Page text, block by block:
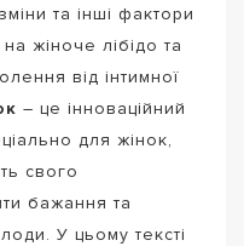
та інші фактори
жіноче лібідо та
від інтимної
– це інноваційний
для жінок,
свого
бажання та
У цьому тексті